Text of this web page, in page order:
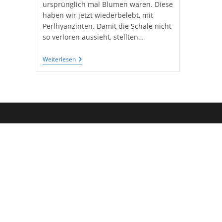
ursprünglich mal Blumen waren. Diese
haben wir jetzt wiederbelebt, mit
Perlhyanzinten. Damit die Schale nicht
so verloren aussieht, stellten…
WeiterlesenKomposition
Mit